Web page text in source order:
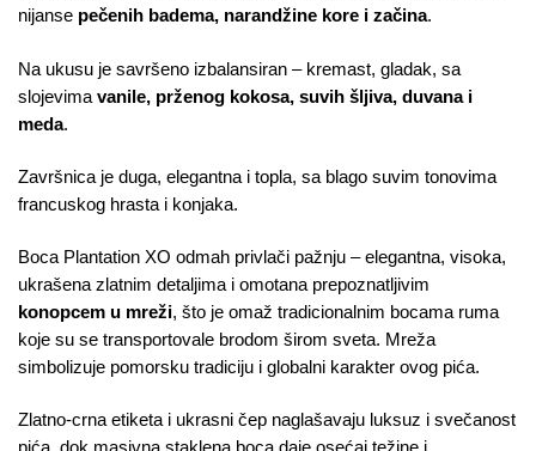
nijanse pečenih badema, narandžine kore i začina.
Na ukusu je savršeno izbalansiran – kremast, gladak, sa
slojevima vanile, prženog kokosa, suvih šljiva, duvana i
meda.
Završnica je duga, elegantna i topla, sa blago suvim tonovima
francuskog hrasta i konjaka.
Boca Plantation XO odmah privlači pažnju – elegantna, visoka,
ukrašena zlatnim detaljima i omotana prepoznatljivim
konopcem u mreži, što je omaž tradicionalnim bocama ruma
koje su se transportovale brodom širom sveta. Mreža
simbolizuje pomorsku tradiciju i globalni karakter ovog pića.
Zlatno-crna etiketa i ukrasni čep naglašavaju luksuz i svečanost